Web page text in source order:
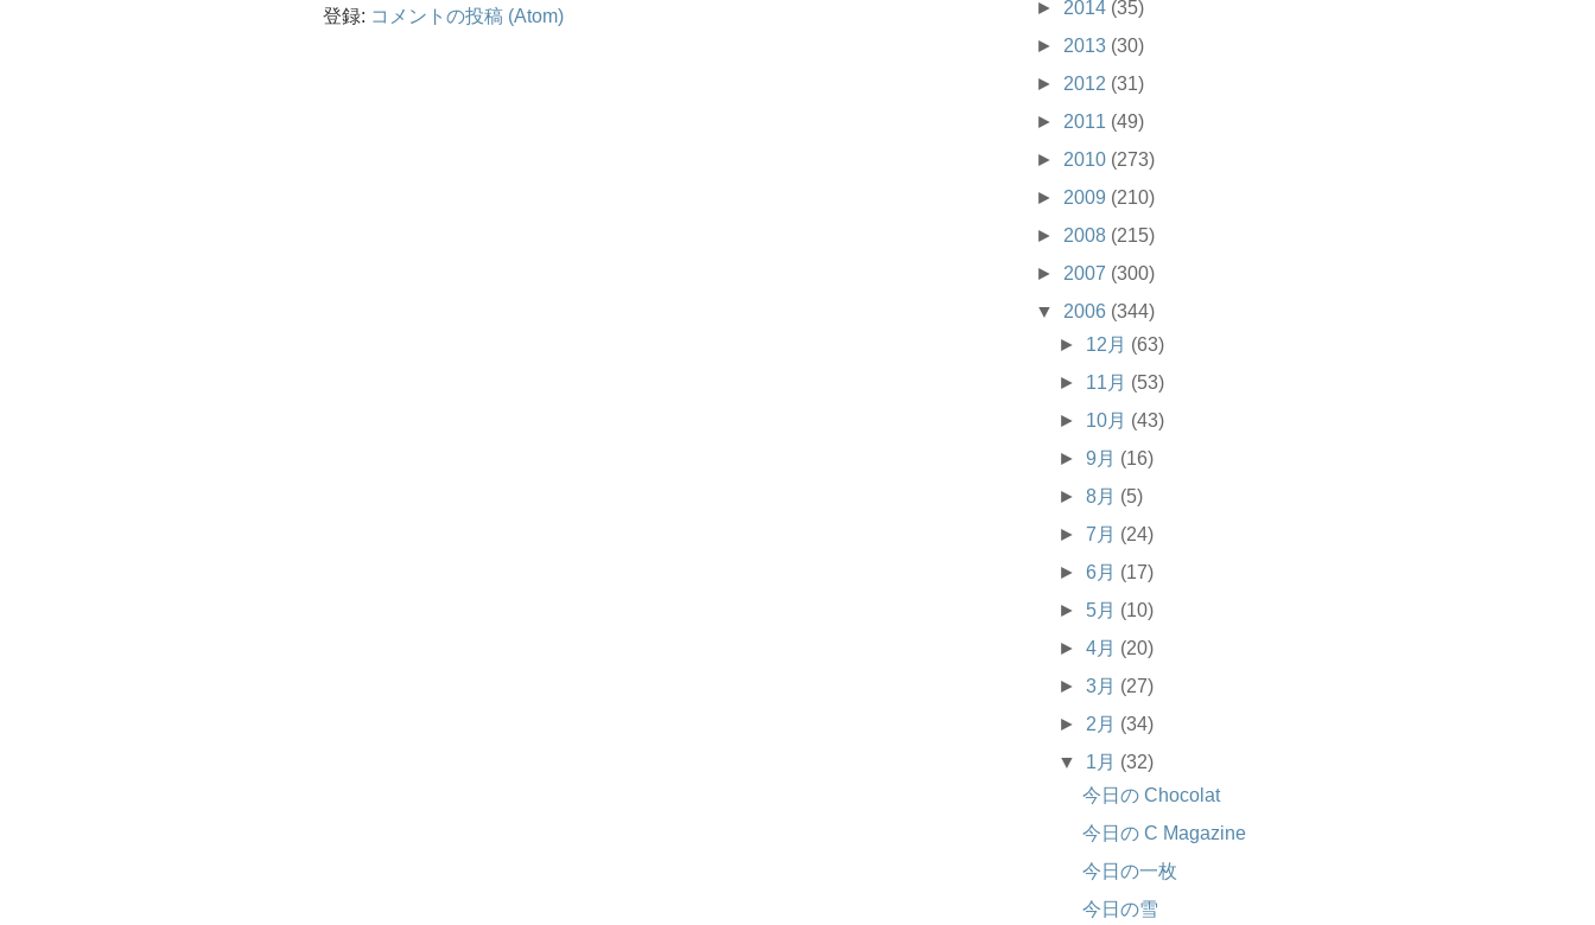
登録: コメントの投稿 (Atom)
► 2014 (35)
► 2013 (30)
► 2012 (31)
► 2011 (49)
► 2010 (273)
► 2009 (210)
► 2008 (215)
► 2007 (300)
▼ 2006 (344)
► 12月 (63)
► 11月 (53)
► 10月 (43)
►9月 (16)
►8月 (5)
►7月 (24)
►6月 (17)
► 5月 (10)
►4月 (20)
►3月 (27)
►2月 (34)
▼ 1月 (32)
今日の Chocolat
今日の C Magazine
今日の一枚
今日の雪